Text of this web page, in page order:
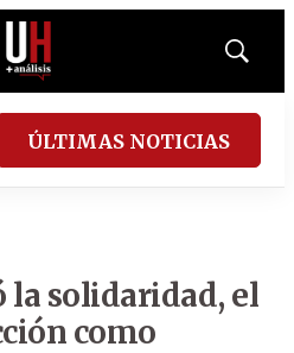
Mostrar
ÚLTIMAS NOTICIAS
solidaridad, el
como